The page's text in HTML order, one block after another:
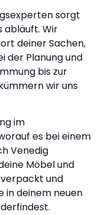
sorgt
abläuft. Wir
deiner Sachen,
der Planung und
bis zur
wir uns
im
es bei einem
Venedig
Möbel und
und
in deinem neuen